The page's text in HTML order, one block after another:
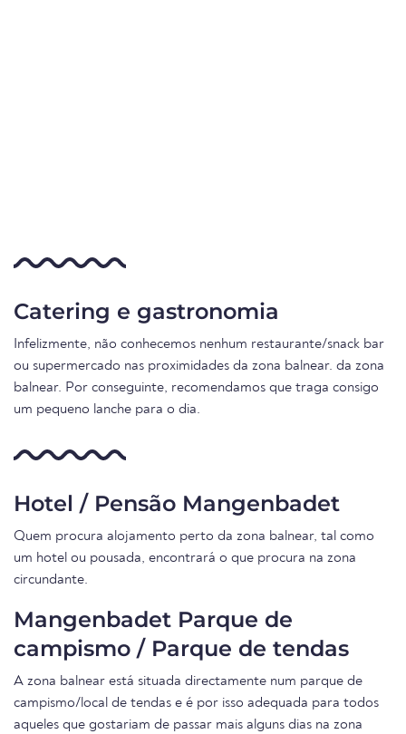
Catering e gastronomia
Infelizmente, não conhecemos nenhum restaurante/snack bar
ou supermercado nas proximidades da zona balnear. da zona
balnear. Por conseguinte, recomendamos que traga consigo
um pequeno lanche para o dia.
Hotel / Pensão Mangenbadet
Quem procura alojamento perto da zona balnear, tal como
um hotel ou pousada, encontrará o que procura na zona
circundante.
Mangenbadet Parque de
campismo / Parque de tendas
A zona balnear está situada directamente num parque de
campismo/local de tendas e é por isso adequada para todos
aqueles que gostariam de passar mais alguns dias na zona